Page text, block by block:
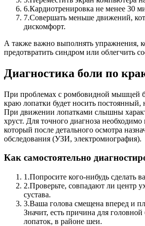
6.Кардиотренировка не менее 30
7.Совершать меньше движений,
дискомфорт.
А также важно выполнять упражнения,
предотвратить синдром или облегчить
Диагностика боли по
При проблемах с ромбовидной мышцей
краю лопатки будет носить
При движении лопатками слышны
хруст. Для точного диагноза необходимо
который после детального осмотра
обследования (УЗИ, электромиография).
Как самостоятельно
1.Попросите кого-нибудь сделать
2.Проверьте, совпадают ли центр
сустава.
3.Ваша голова смещена вперед и
Значит, есть причина для
лопаток, в районе шеи.